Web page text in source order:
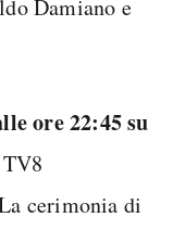
Damiano e
ore 22:45 su
cerimonia di